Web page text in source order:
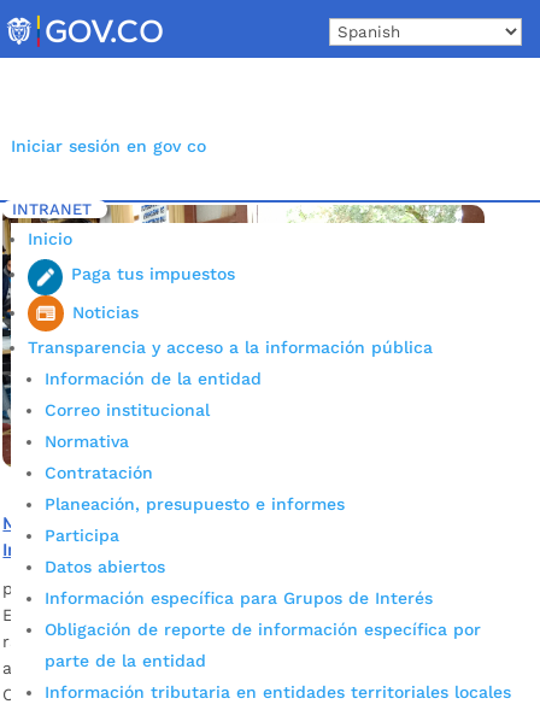
to
content
Iniciar sesión en gov co
INTRANET
Inicio
Paga tus impuestos
Noticias
Transparencia y acceso a la información pública
Información de la entidad
Correo institucional
Normativa
Contratación
Planeación, presupuesto e informes
Participa
Datos abiertos
Información específica para Grupos de Interés
Obligación de reporte de información específica por
parte de la entidad
Información tributaria en entidades territoriales locales
Inicio 5 Etiqueta: REDde TEC
Más de 300 estudiantes disfrutaron de los
Intercolegiados de Robótica
por Edgar Augusto Sánchez May 21, 2022 |
Noticias
Estudiantes de 22 instituciones educativas de Bucaramanga
ratificaron la pasión que hay en los colegios por esta
actividad. Las instituciones Politécnico, Jorge Eliécer Gaitán,
Café Madrid, La juventud y Villas de San Ignacio lograron los